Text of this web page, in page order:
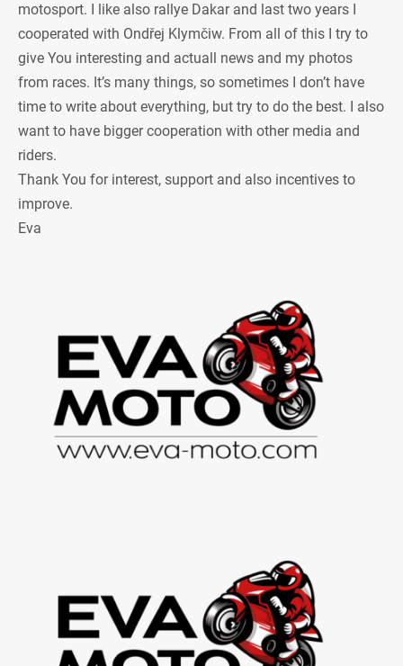
motosport. I like also rallye Dakar and last two years I
cooperated with Ondřej Klymčiw. From all of this I try to
give You interesting and actuall news and my photos
from races. It’s many things, so sometimes I don’t have
time to write about everything, but try to do the best. I also
want to have bigger cooperation with other media and
riders.
Thank You for interest, support and also incentives to
improve.
Eva